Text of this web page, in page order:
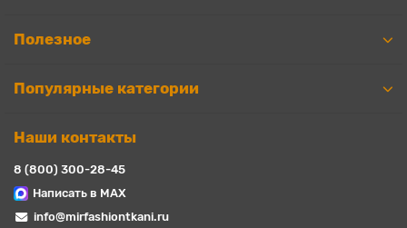
Полезное
Популярные категории
Наши контакты
8 (800) 300-28-45
Написать в MAX
info@mirfashiontkani.ru